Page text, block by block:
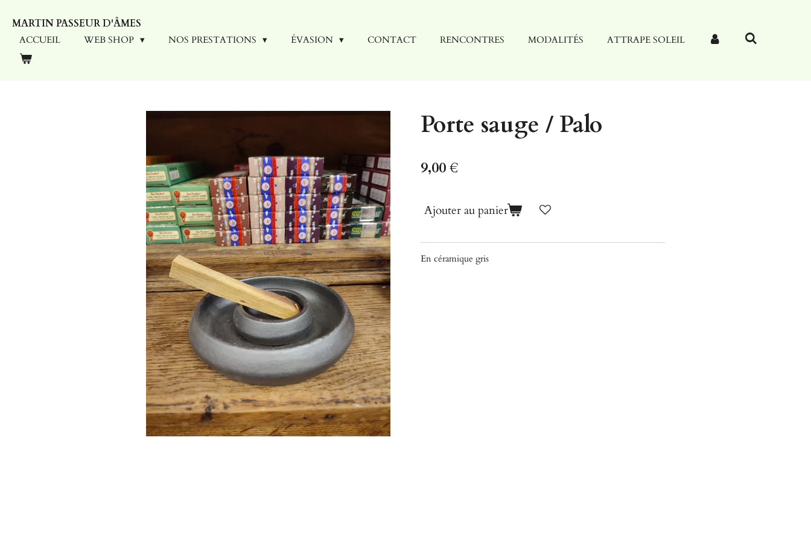
au
contenu
principal
MARTIN PASSEUR D'ÂMES
ACCUEIL WEB SHOP NOS PRESTATIONS ÉVASION CONTACT RENCONTRES MODALITÉS ATTRAPE SOLEIL
Porte sauge / Palo
9,00 €
Ajouter au panier
En céramique gris